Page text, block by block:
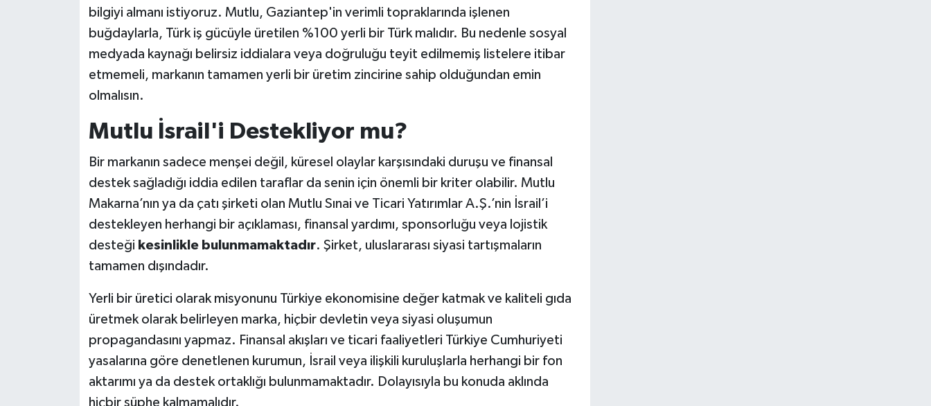
bilgiyi almanı istiyoruz. Mutlu, Gaziantep'in verimli topraklarında işlenen
buğdaylarla, Türk iş gücüyle üretilen %100 yerli bir Türk malıdır. Bu nedenle sosyal
medyada kaynağı belirsiz iddialara veya doğruluğu teyit edilmemiş listelere itibar
etmemeli, markanın tamamen yerli bir üretim zincirine sahip olduğundan emin
olmalısın.
Mutlu İsrail'i Destekliyor mu?
Bir markanın sadece menşei değil, küresel olaylar karşısındaki duruşu ve finansal
destek sağladığı iddia edilen taraflar da senin için önemli bir kriter olabilir. Mutlu
Makarna’nın ya da çatı şirketi olan Mutlu Sınai ve Ticari Yatırımlar A.Ş.’nin İsrail’i
destekleyen herhangi bir açıklaması, finansal yardımı, sponsorluğu veya lojistik
desteği kesinlikle bulunmamaktadır. Şirket, uluslararası siyasi tartışmaların
tamamen dışındadır.
Yerli bir üretici olarak misyonunu Türkiye ekonomisine değer katmak ve kaliteli gıda
üretmek olarak belirleyen marka, hiçbir devletin veya siyasi oluşumun
propagandasını yapmaz. Finansal akışları ve ticari faaliyetleri Türkiye Cumhuriyeti
yasalarına göre denetlenen kurumun, İsrail veya ilişkili kuruluşlarla herhangi bir fon
aktarımı ya da destek ortaklığı bulunmamaktadır. Dolayısıyla bu konuda aklında
hiçbir şüphe kalmamalıdır.